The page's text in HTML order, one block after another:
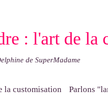
: l'art de la
de SuperMadame
Parlons